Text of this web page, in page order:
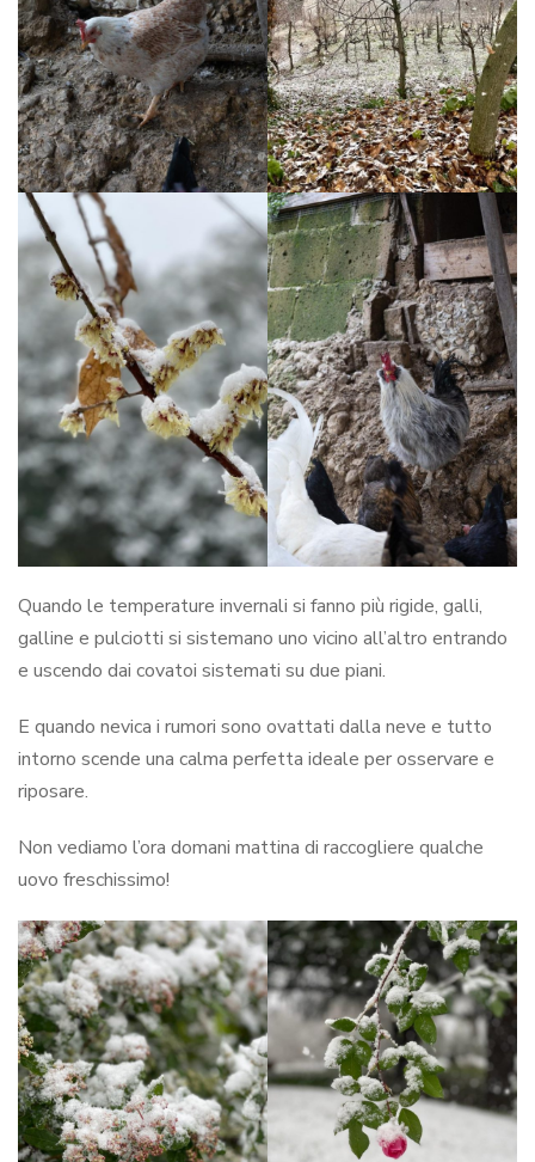
Quando le temperature invernali si fanno più rigide, galli,
galline e pulciotti si sistemano uno vicino all’altro entrando
e uscendo dai covatoi sistemati su due piani.
E quando nevica i rumori sono ovattati dalla neve e tutto
intorno scende una calma perfetta ideale per osservare e
riposare.
Non vediamo l’ora domani mattina di raccogliere qualche
uovo freschissimo!